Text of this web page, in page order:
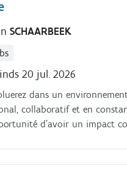
SCHAARBEEK
20 jul. 2026
dans un
collaboratif et en
d’avoir un impact
de l’écosystème
Manager.